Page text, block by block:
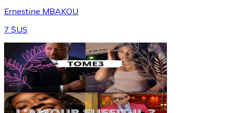
Ernestine MBAKOU
7 $US